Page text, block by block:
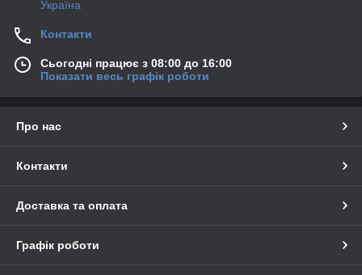
Україна
Контакти
Сьогодні працює з 08:00 до 16:00
Показати весь графік роботи
Про нас
Контакти
Доставка та оплата
Графік роботи